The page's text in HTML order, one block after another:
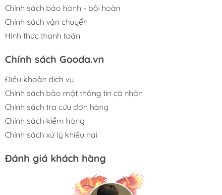
Chính sách bảo hành - bồi hoàn
Chính sách vận chuyển
Hình thức thanh toán
Chính sách Gooda.vn
Điều khoản dịch vụ
Chính sách bảo mật thông tin cá nhân
Chính sách tra cứu đơn hàng
Chính sách kiểm hàng
Chính sách xử lý khiếu nại
Đánh giá khách hàng